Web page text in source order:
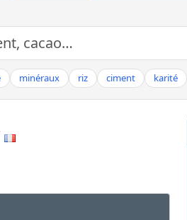
minéraux riz ciment karité